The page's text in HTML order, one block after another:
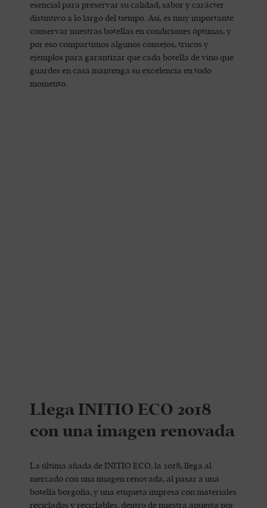
esencial para preservar su calidad, sabor y carácter
distintivo a lo largo del tiempo. Así, es muy importante
conservar nuestras botellas en condiciones óptimas, y
por eso compartimos algunos consejos, trucos y
ejemplos para garantizar que cada botella de vino que
guardes en casa mantenga su excelencia en todo
momento.
Llega INITIO ECO 2018
con una imagen renovada
La última añada de INITIO ECO, la 2018, llega al
mercado con una imagen renovada, al pasar a una
botella borgoña, y una etiqueta impresa con materiales
reciclados y reciclables, dentro de nuestra apuesta por